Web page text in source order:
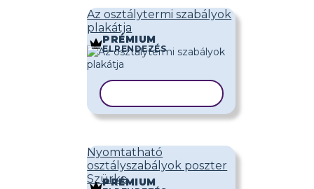
Az osztálytermi szabályok
plakátja
PRÉMIUM
ELRENDEZÉS
Nyomtatható
osztályszabályok poszter
Szürke
PRÉMIUM